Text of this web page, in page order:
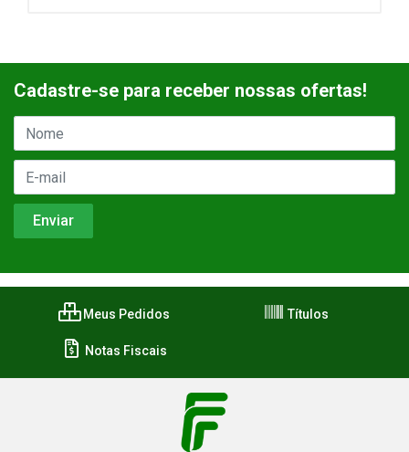
Cadastre-se para receber nossas ofertas!
Meus Pedidos Títulos
Notas Fiscais